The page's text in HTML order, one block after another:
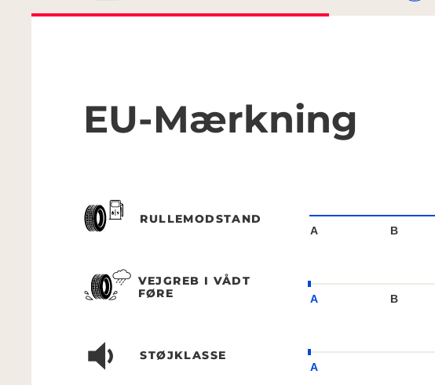
EU-Mærkning
RULLEMODSTAND
A B
VEJGREB I VÅDT
FØRE
A B
STØJKLASSE
A